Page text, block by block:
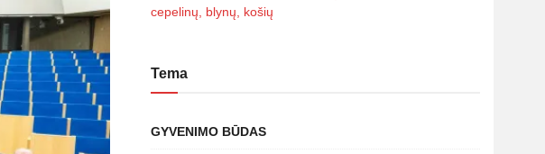
cepelinų, blynų, košių
Tema
GYVENIMO BŪDAS